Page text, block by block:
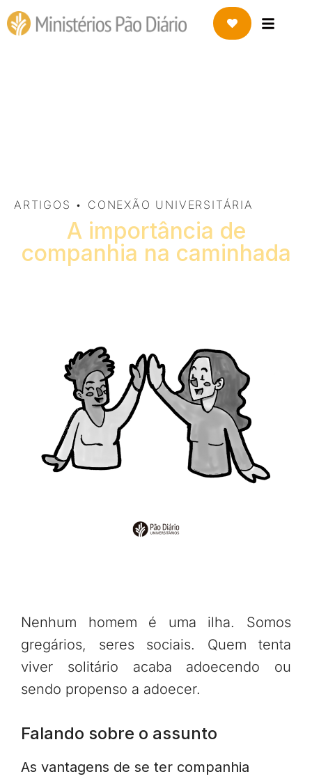
ARTIGOS • CONEXÃO UNIVERSITÁRIA
A importância de
companhia na caminhada
Nenhum homem é uma ilha. Somos
gregários, seres sociais. Quem tenta
viver solitário acaba adoecendo ou
sendo propenso a adoecer.
Falando sobre o assunto
As vantagens de se ter companhia